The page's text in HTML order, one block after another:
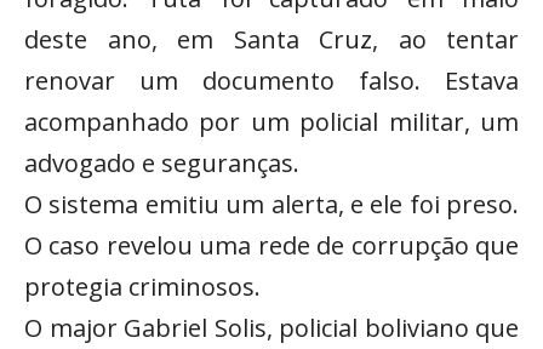
deste ano, em Santa Cruz, ao tentar
renovar um documento falso. Estava
acompanhado por um policial militar, um
advogado e seguranças.
O sistema emitiu um alerta, e ele foi preso.
O caso revelou uma rede de corrupção que
protegia criminosos.
O major Gabriel Solis, policial boliviano que